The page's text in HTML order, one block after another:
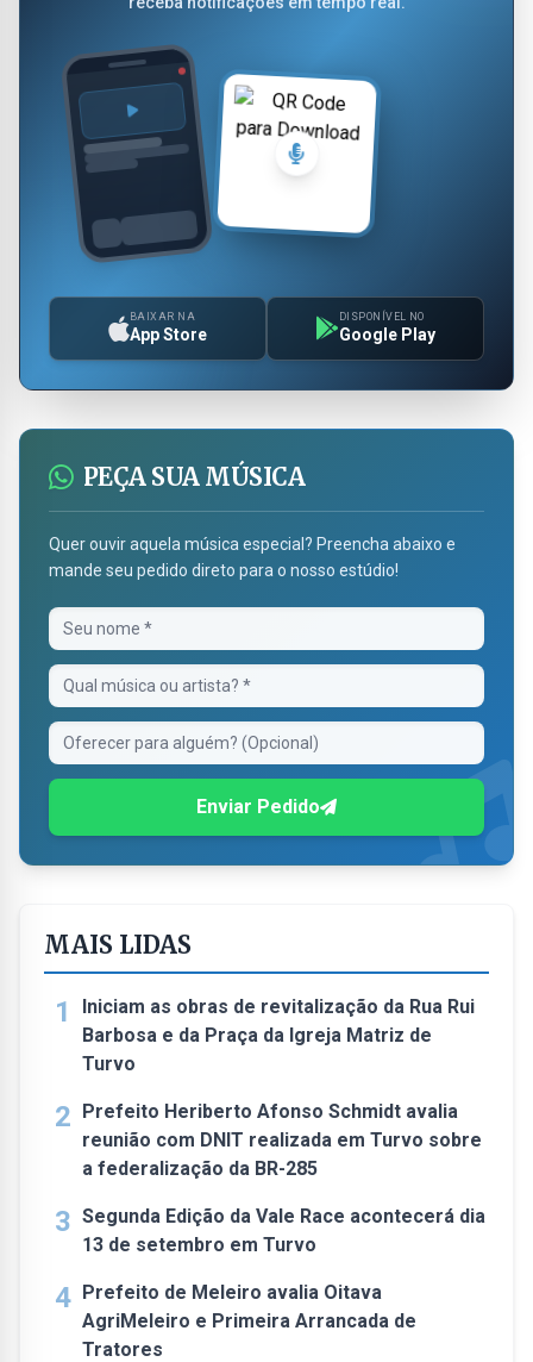
BAIXAR NA
App Store
DISPONÍVEL NO
Google Play
PEÇA SUA MÚSICA
Quer ouvir aquela música especial? Preencha abaixo e
mande seu pedido direto para o nosso estúdio!
Enviar Pedido
MAIS LIDAS
1
Iniciam as obras de revitalização da Rua Rui
Barbosa e da Praça da Igreja Matriz de
Turvo
2 Prefeito Heriberto Afonso Schmidt avalia
reunião com DNIT realizada em Turvo sobre
a federalização da BR-285
3 Segunda Edição da Vale Race acontecerá dia
13 de setembro em Turvo
4 Prefeito de Meleiro avalia Oitava
AgriMeleiro e Primeira Arrancada de
Tratores